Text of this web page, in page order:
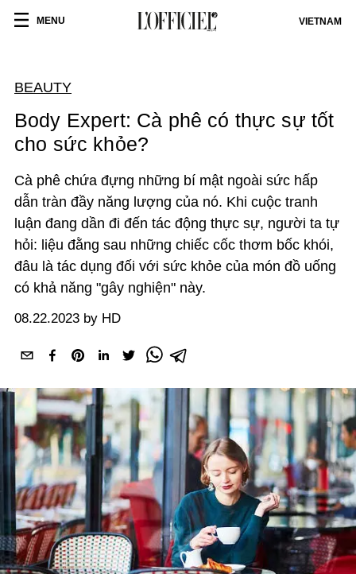
MENU VIETNAM
BEAUTY
Body Expert: Cà phê có thực sự tốt
cho sức khỏe?
Cà phê chứa đựng những bí mật ngoài sức hấp
dẫn tràn đầy năng lượng của nó. Khi cuộc tranh
luận đang dần đi đến tác động thực sự, người ta tự
hỏi: liệu đằng sau những chiếc cốc thơm bốc khói,
đâu là tác dụng đối với sức khỏe của món đồ uống
có khả năng "gây nghiện" này.
08.22.2023 by HD